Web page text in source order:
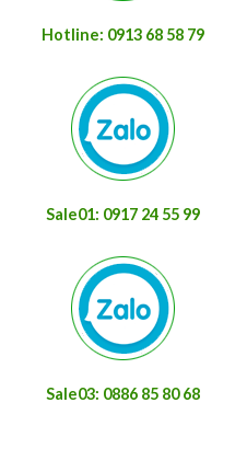
Hotline: 0913 68 58 79
Sale01: 0917 24 55 99
Sale03: 0886 85 80 68